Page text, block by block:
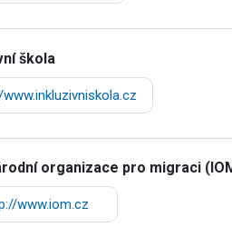
škola
organizace pro migraci
www.iom.cz